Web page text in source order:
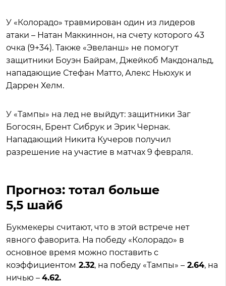
У «Колорадо» травмирован один из лидеров
атаки – Натан Маккиннон, на счету которого 43
очка (9+34). Также «Эвеланш» не помогут
защитники Боуэн Байрам, Джейкоб Макдональд,
нападающие Стефан Матто, Алекс Ньюхук и
Даррен Хелм.
У «Тампы» на лед не выйдут: защитники Заг
Богосян, Брент Сибрук и Эрик Чернак.
Нападающий Никита Кучеров получил
разрешение на участие в матчах 9 февраля.
Прогноз: тотал больше
5,5 шайб
Букмекеры считают, что в этой встрече нет
явного фаворита. На победу «Колорадо» в
основное время можно поставить с
коэффициентом 2.32, на победу «Тампы» – 2.64, на
ничью – 4.62.